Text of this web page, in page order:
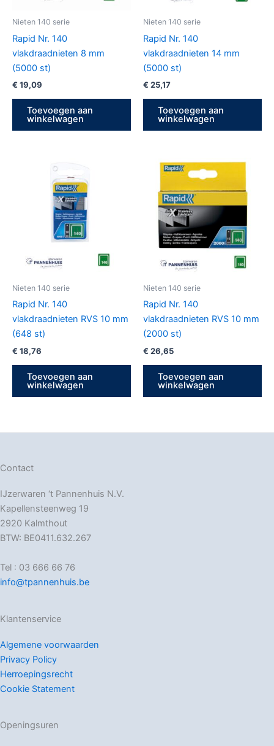
Nieten 140 serie
Rapid Nr. 140
vlakdraadnieten 8 mm
(5000 st)
€ 19,09
Toevoegen aan
winkelwagen
Nieten 140 serie
Rapid Nr. 140
vlakdraadnieten 14 mm
(5000 st)
€ 25,17
Toevoegen aan
winkelwagen
Nieten 140 serie
Rapid Nr. 140
vlakdraadnieten RVS 10 mm
(648 st)
€ 18,76
Toevoegen aan
winkelwagen
Nieten 140 serie
Rapid Nr. 140
vlakdraadnieten RVS 10 mm
(2000 st)
€ 26,65
Toevoegen aan
winkelwagen
Contact
IJzerwaren ‘t Pannenhuis N.V.
Kapellensteenweg 19
2920 Kalmthout
BTW: BE0411.632.267
Tel : 03 666 66 76
info@tpannenhuis.be
Klantenservice
Algemene voorwaarden
Privacy Policy
Herroepingsrecht
Cookie Statement
Openingsuren